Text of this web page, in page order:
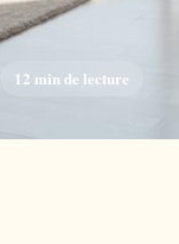
12 min de lecture